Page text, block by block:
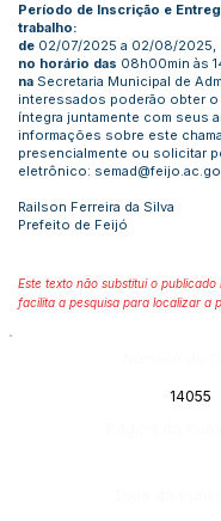
Período de Inscrição e
trabalho:
de 02/07/2025 a 02/08/2025,
no horário das 08h00min às
na Secretaria Municipal de
interessados poderão obter o
íntegra juntamente com seus
informações sobre este
presencialmente ou solicitar
eletrônico:
Railson Ferreira da Silva
Prefeito de Feijó
Este texto não substitui o
facilita a pesquisa para localizar a
14055